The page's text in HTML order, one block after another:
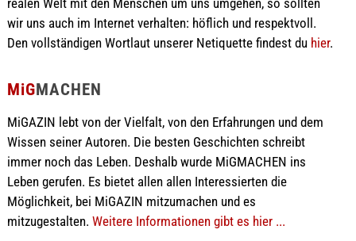
realen Welt mit den Menschen um uns umgehen, so sollten
wir uns auch im Internet verhalten: höflich und respektvoll.
Den vollständigen Wortlaut unserer Netiquette findest du hier.
MiGMACHEN
MiGAZIN lebt von der Vielfalt, von den Erfahrungen und dem
Wissen seiner Autoren. Die besten Geschichten schreibt
immer noch das Leben. Deshalb wurde MiGMACHEN ins
Leben gerufen. Es bietet allen allen Interessierten die
Möglichkeit, bei MiGAZIN mitzumachen und es
mitzugestalten. Weitere Informationen gibt es hier ...